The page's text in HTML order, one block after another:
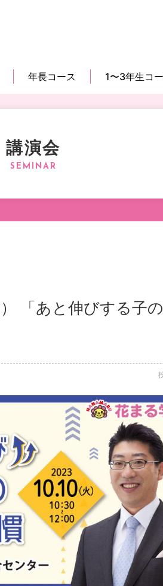
年長コース 1〜3年生コ
講演会
「あと伸びする子